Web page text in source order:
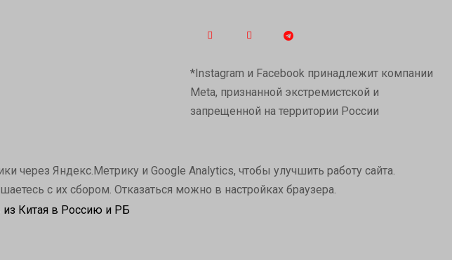
*Instagram и Facebook принадлежит компании
Meta, признанной экстремистской и
запрещенной на территории России
через Яндекс.Метрику и Google Analytics, чтобы улучшить работу сайта.
с их сбором. Отказаться можно в настройках браузера.
из Китая в Россию и РБ